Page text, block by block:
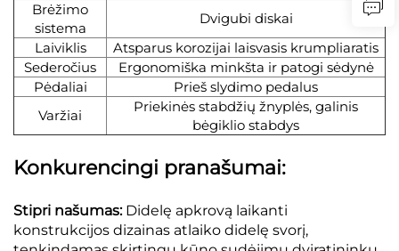
Brėžimo
sistema
Dvigubi diskai
Laiviklis
Atsparus korozijai laisvasis krumpliaratis
Sederočius
Ergonomiška minkšta ir patogi sėdynė
Pėdaliai
Prieš slydimo pedalus
Varžiai
Priekinės stabdžių žnyplės, galinis
bėgiklio stabdys
Konkurencingi pranašumai:
Stipri našumas: Didelę apkrovą laikanti
konstrukcijos dizainas atlaiko didelę svorį,